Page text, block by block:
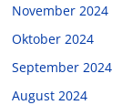
November 2024
Oktober 2024
September 2024
August 2024